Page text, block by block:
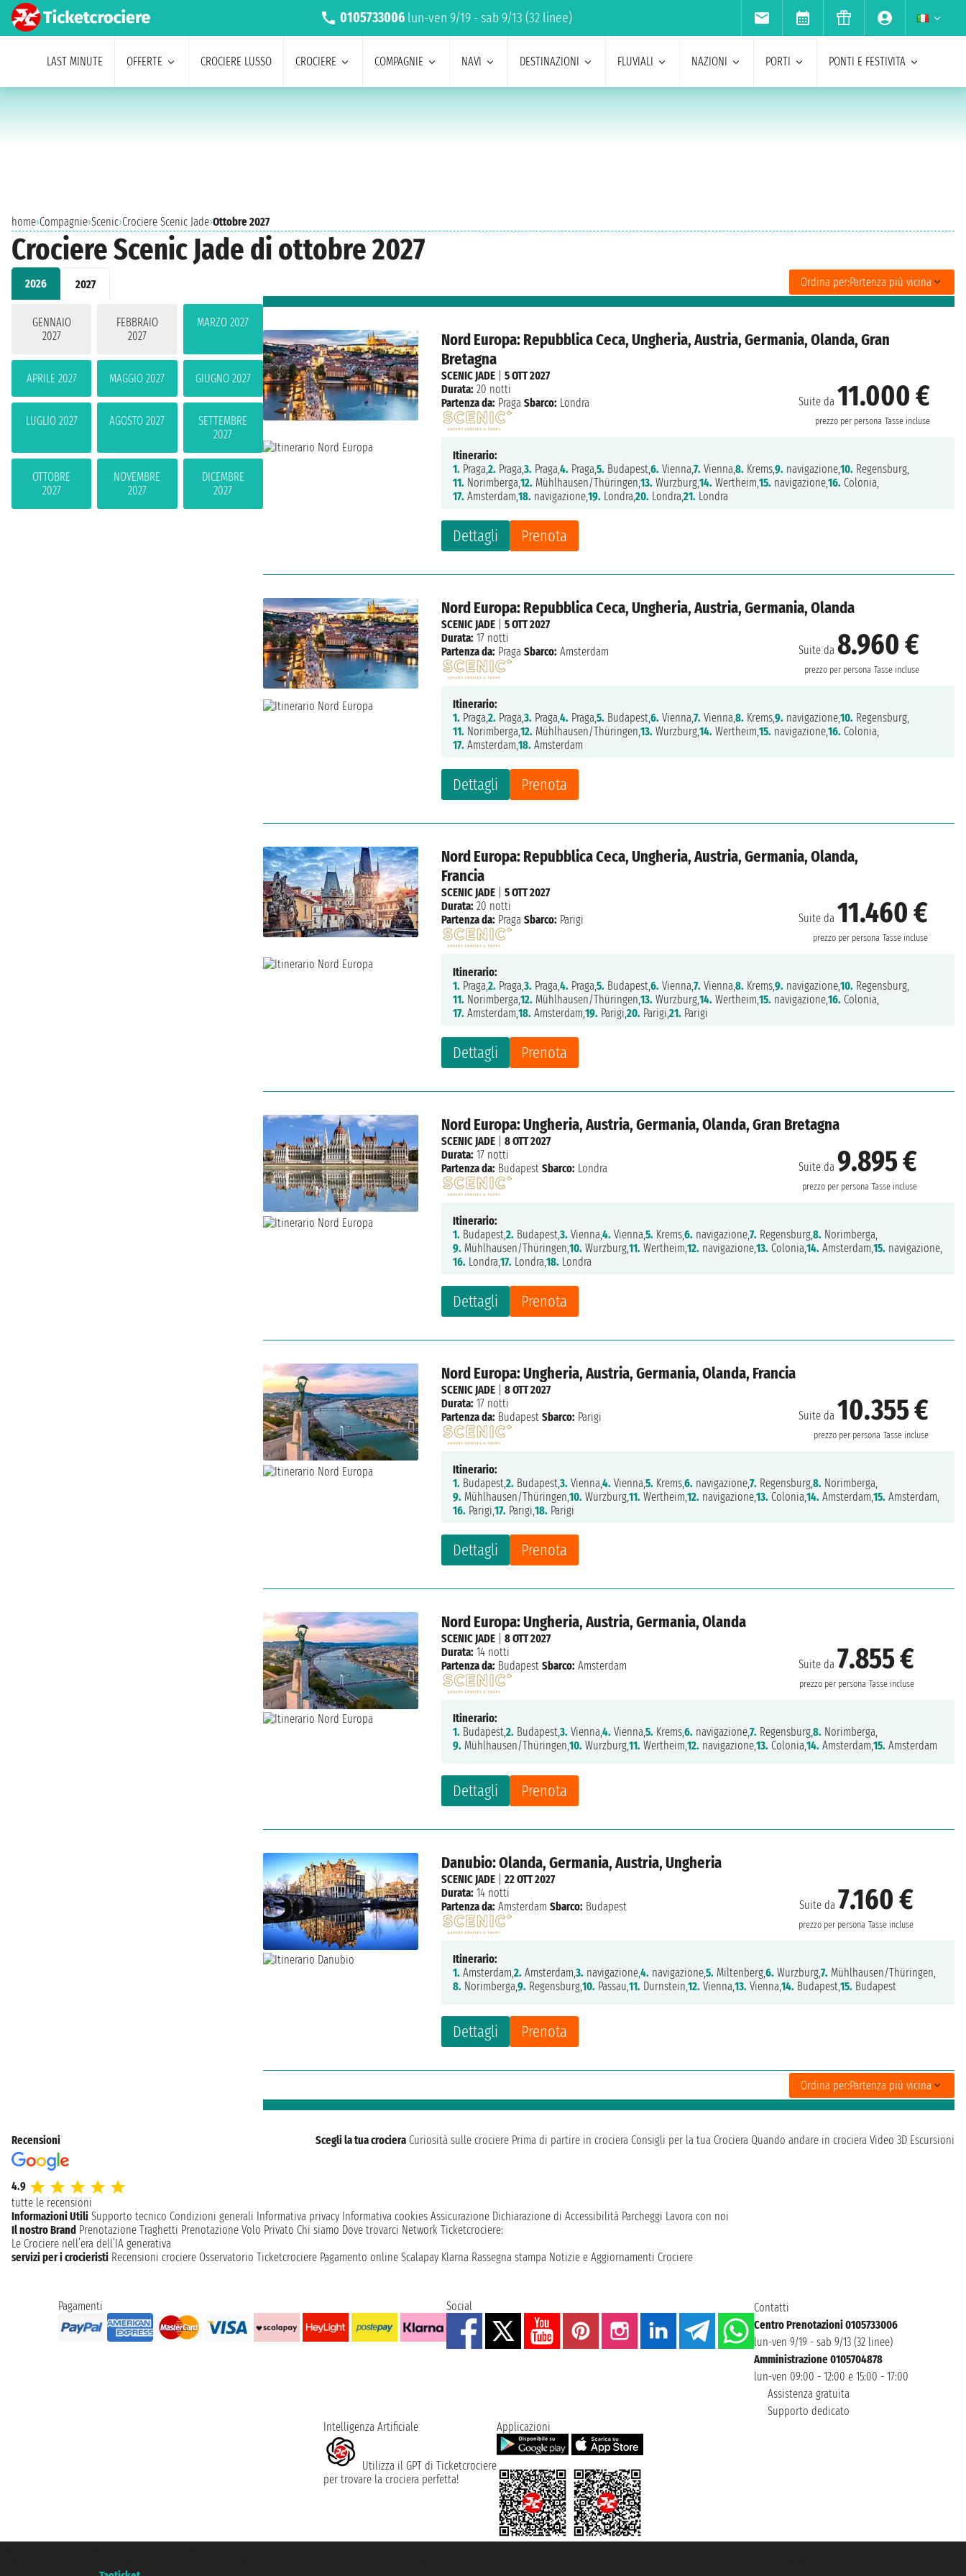
0105733006 lun-ven 9/19 - sab 9/13 (32 linee)
LAST MINUTE OFFERTE CROCIERE LUSSO CROCIERE COMPAGNIE NAVI DESTINAZIONI FLUVIALI NAZIONI PORTI PONTI E FESTIVITA
home›Compagnie›Scenic›Crociere Scenic Jade›Ottobre 2027
Crociere Scenic Jade di ottobre 2027
2026 2027
GENNAIO
2027
FEBBRAIO
2027
MARZO 2027
APRILE 2027 MAGGIO 2027 GIUGNO 2027
LUGLIO 2027 AGOSTO 2027
SETTEMBRE
2027
OTTOBRE
2027
NOVEMBRE
2027
DICEMBRE
2027
Ordina per:Partenza più vicina
Nord Europa: Repubblica Ceca, Ungheria, Austria, Germania, Olanda, Gran
Bretagna
Suite da 11.000 €
prezzo per persona Tasse incluse
Dettagli Prenota
SCENIC JADE |5 OTT 2027
Durata: 20 notti
Partenza da: Praga Sbarco: Londra
Itinerario:
1. Praga,2. Praga,3. Praga,4. Praga,5. Budapest,6. Vienna,7. Vienna,8. Krems,9. navigazione,10. Regensburg,
11. Norimberga,12. Mühlhausen/Thüringen,13. Wurzburg,14. Wertheim,15. navigazione,16. Colonia,
17. Amsterdam,18. navigazione,19. Londra,20. Londra,21. Londra
Nord Europa: Repubblica Ceca, Ungheria, Austria, Germania, Olanda
Suite da8.960 €
prezzo per persona Tasse incluse
Dettagli Prenota
SCENIC JADE |5 OTT 2027
Durata: 17 notti
Partenza da: Praga Sbarco: Amsterdam
Itinerario:
1. Praga,2. Praga,3. Praga,4. Praga,5. Budapest,6. Vienna,7. Vienna,8. Krems,9. navigazione,10. Regensburg,
11. Norimberga,12. Mühlhausen/Thüringen,13. Wurzburg,14. Wertheim,15. navigazione,16. Colonia,
17. Amsterdam,18. Amsterdam
Nord Europa: Repubblica Ceca, Ungheria, Austria, Germania, Olanda,
Francia
Suite da 11.460 €
prezzo per persona Tasse incluse
Dettagli Prenota
SCENIC JADE |5 OTT 2027
Durata: 20 notti
Partenza da: Praga Sbarco: Parigi
Itinerario:
1. Praga,2. Praga,3. Praga,4. Praga,5. Budapest,6. Vienna,7. Vienna,8. Krems,9. navigazione,10. Regensburg,
11. Norimberga,12. Mühlhausen/Thüringen,13. Wurzburg,14. Wertheim,15. navigazione,16. Colonia,
17. Amsterdam,18. Amsterdam,19. Parigi,20. Parigi,21. Parigi
Nord Europa: Ungheria, Austria, Germania, Olanda, Gran Bretagna
Suite da 9.895 €
prezzo per persona Tasse incluse
Dettagli Prenota
SCENIC JADE |8 OTT 2027
Durata: 17 notti
Partenza da: Budapest Sbarco: Londra
Itinerario:
1. Budapest,2. Budapest,3. Vienna,4. Vienna,5. Krems,6. navigazione,7. Regensburg,8. Norimberga,
9. Mühlhausen/Thüringen,10. Wurzburg,11. Wertheim,12. navigazione,13. Colonia,14. Amsterdam,15. navigazione,
16. Londra,17. Londra,18. Londra
Nord Europa: Ungheria, Austria, Germania, Olanda, Francia
Suite da 10.355 €
prezzo per persona Tasse incluse
Dettagli Prenota
SCENIC JADE |8 OTT 2027
Durata: 17 notti
Partenza da: Budapest Sbarco: Parigi
Itinerario:
1. Budapest,2. Budapest,3. Vienna,4. Vienna,5. Krems,6. navigazione,7. Regensburg,8. Norimberga,
9. Mühlhausen/Thüringen,10. Wurzburg,11. Wertheim,12. navigazione,13. Colonia,14. Amsterdam,15. Amsterdam,
16. Parigi,17. Parigi,18. Parigi
Nord Europa: Ungheria, Austria, Germania, Olanda
Suite da 7.855 €
prezzo per persona Tasse incluse
Dettagli Prenota
SCENIC JADE |8 OTT 2027
Durata: 14 notti
Partenza da: Budapest Sbarco: Amsterdam
Itinerario:
1. Budapest,2. Budapest,3. Vienna,4. Vienna,5. Krems,6. navigazione,7. Regensburg,8. Norimberga,
9. Mühlhausen/Thüringen,10. Wurzburg,11. Wertheim,12. navigazione,13. Colonia,14. Amsterdam,15. Amsterdam
Danubio: Olanda, Germania, Austria, Ungheria
Suite da 7.160 €
prezzo per persona Tasse incluse
Dettagli Prenota
SCENIC JADE |22 OTT 2027
Durata: 14 notti
Partenza da: Amsterdam Sbarco: Budapest
Itinerario:
1. Amsterdam,2. Amsterdam,3. navigazione,4. navigazione,5. Miltenberg,6. Wurzburg,7. Mühlhausen/Thüringen,
8. Norimberga,9. Regensburg,10. Passau,11. Durnstein,12. Vienna,13. Vienna,14. Budapest,15. Budapest
Ordina per:Partenza più vicina
Recensioni
4.9
tutte le recensioni
Scegli la tua crociera Curiosità sulle crociere Prima di partire in crociera Consigli per la tua Crociera Quando andare in crociera Video 3D Escursioni
Informazioni Utili Supporto tecnico Condizioni generali Informativa privacy Informativa cookies Assicurazione Dichiarazione di Accessibilità Parcheggi Lavora con noi
Il nostro Brand Prenotazione Traghetti Prenotazione Volo Privato Chi siamo Dove trovarci Network Ticketcrociere:
Le Crociere nell’era dell’IA generativa
servizi per i crocieristi Recensioni crociere Osservatorio Ticketcrociere Pagamento online Scalapay Klarna Rassegna stampa Notizie e Aggiornamenti Crociere
Pagamenti Social
Contatti
Centro Prenotazioni 0105733006
lun-ven 9/19 - sab 9/13 (32 linee)
Amministrazione 0105704878
lun-ven 09:00 - 12:00 e 15:00 - 17:00
Assistenza gratuita
Supporto dedicato
Intelligenza Artificiale
Utilizza il GPT di Ticketcrociere
per trovare la crociera perfetta!
Applicazioni